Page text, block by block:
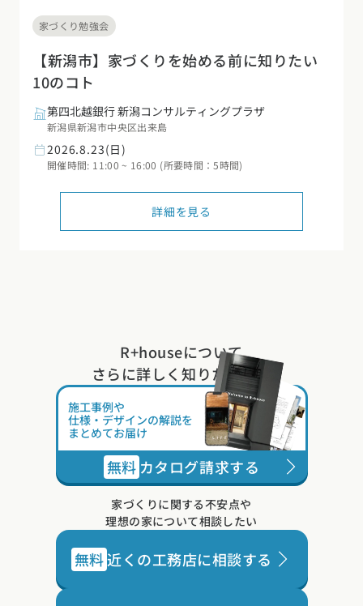
家づくり勉強会
【新潟市】家づくりを始める前に知りたい
10のコト
第四北越銀行 新潟コンサルティングプラザ
新潟県新潟市中央区出来島
2026.8.23(日)
開催時間: 11:00 ~ 16:00 (所要時間：5時間)
詳細を見る
R+houseについて
さらに詳しく知りたい方は
施工事例や
仕様・デザインの解説を
まとめてお届け
無料 カタログ請求する
家づくりに関する不安点や
理想の家について相談したい
無料近くの工務店に相談する